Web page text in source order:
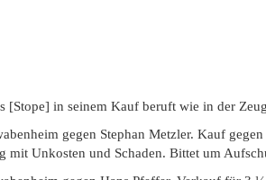
[Stope] in seinem Kauf beruft wie in der
gegen Stephan Metzler. Kauf
mit Unkosten und Schaden. Bittet um